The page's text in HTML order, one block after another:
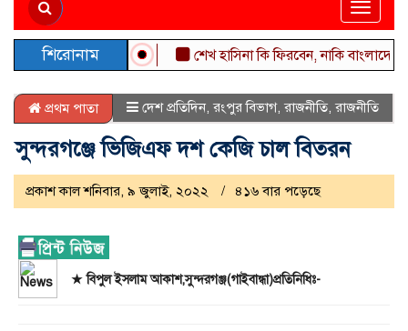
Toggle
শিরোনাম শেখ হাসিনা কি ফিরবেন, নাকি বাংলাদেশ
প্রথম পাতা দেশ প্রতিদিন, রংপুর বিভাগ, রাজনীতি, রাজনীতি
সুন্দরগঞ্জে ভিজিএফ দশ কেজি চাল বিতরন
প্রকাশ কাল শনিবার, ৯ জুলাই, ২০২২ ৪১৬ বার পড়েছে
★ বিপুল ইসলাম আকাশ,সুন্দরগঞ্জ(গাইবান্ধা)প্রতিনিধিঃ-